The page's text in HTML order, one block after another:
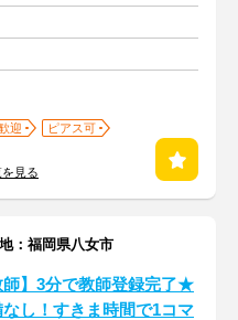
迎
ピアス可
見る
：福岡県八女市
師】3分で教師登録完了★
し！すきま時間で1コマ